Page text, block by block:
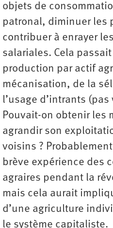
objets de
patronal, diminuer les
contribuer à enrayer
salariales. Cela
production par actif
mécanisation, de la
l’usage d’intrants
Pouvait-on obtenir les
agrandir son
voisins ?
brève expérience des
agraires pendant la
mais cela aurait
d’une agriculture
le système capitaliste.